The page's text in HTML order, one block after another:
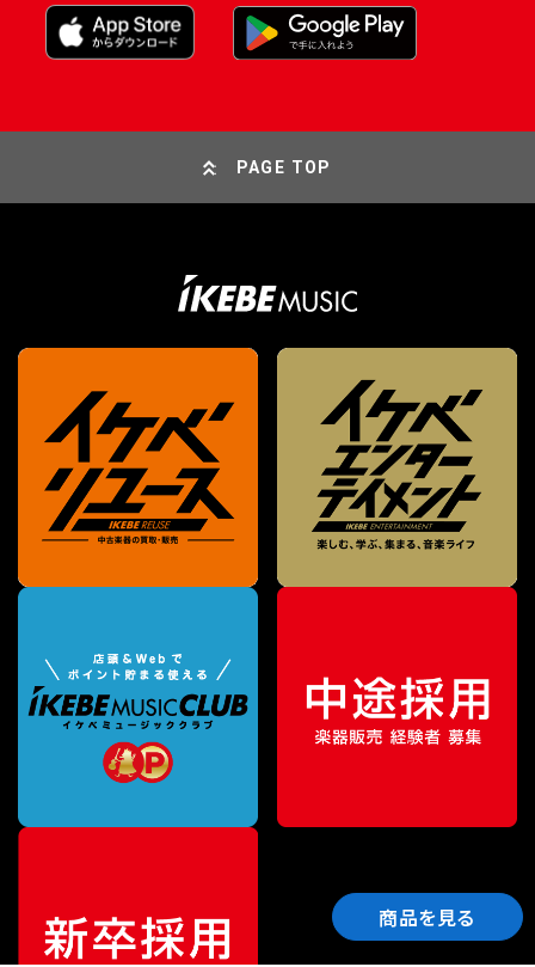
商品を見る
PAGE TOP